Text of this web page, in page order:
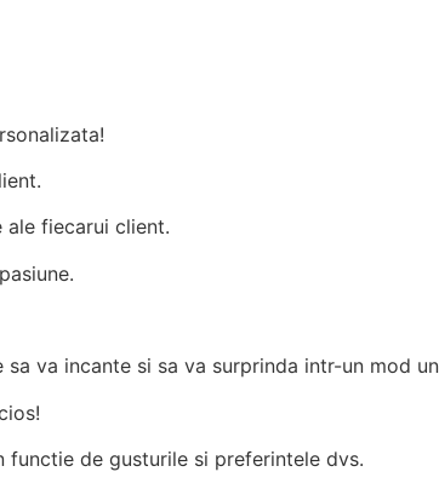
ale fiecarui client.
va incante si sa va surprinda intr-un mod
de gusturile si preferintele dvs.